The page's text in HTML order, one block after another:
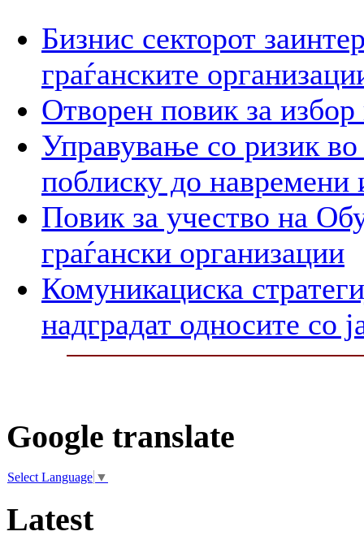
Бизнис секторот
граѓанските
Отворен повик за избор
Управување со ризик
поблиску до навремени
Повик за учество на
граѓански организации
Комуникациска
надградат односите со
Google translate
Select Language ▼
Latest